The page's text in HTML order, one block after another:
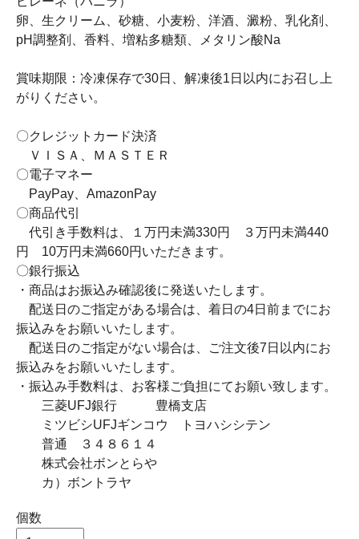
卵、生クリーム、砂糖、小麦粉、洋酒、澱粉、乳化剤、
pH調整剤、香料、増粘多糖類、メタリン酸Na
賞味期限：冷凍保存で30日、解凍後1日以内にお召し上
がりください。
〇クレジットカード決済
ＶＩＳＡ、ＭＡＳＴＥＲ
〇電子マネー
PayPay、AmazonPay
〇商品代引
代引き手数料は、１万円未満330円 ３万円未満440
円 10万円未満660円いただきます。
〇銀行振込
・商品はお振込み確認後に発送いたします。
配送日のご指定がある場合は、着日の4日前までにお
振込みをお願いいたします。
配送日のご指定がない場合は、ご注文後7日以内にお
振込みをお願いいたします。
・振込み手数料は、お客様ご負担にてお願い致します。
三菱UFJ銀行 豊橋支店
ミツビシUFJギンコウ トヨハシシテン
普通 ３４８６１４
株式会社ボンとらや
カ）ボントラヤ
個数